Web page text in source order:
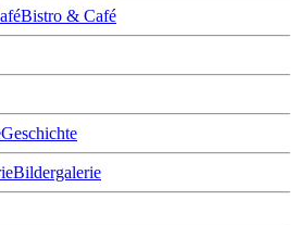
Bistro & Café
Geschichte
Bildergalerie